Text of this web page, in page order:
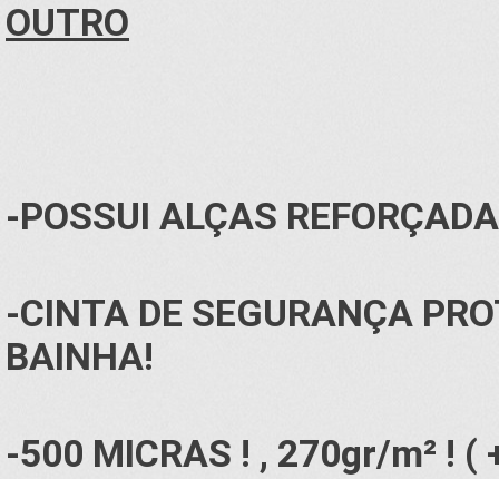
OUTRO
-POSSUI ALÇAS
-CINTA DE SEGURANÇA
BAINHA!
-500 MICRAS ! , 270gr/m² ! (